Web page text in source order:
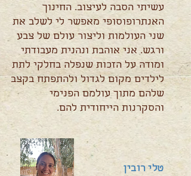
עשיתי הסבה לעיצוב. החינוך
האנתרופוסופי מאפשר לי לשלב את
שני העולמות וליצור עולם של צבע
ורגש. אני אוהבת ונהנית מעבודתי
ומודה על הזכות שנפלה בחלקי לתת
לילדים מקום לגדול ולהתפתח בקצב
שלהם מתוך עולמם הפנימי
והסקרנות הייחודית להם.
טלי רובין